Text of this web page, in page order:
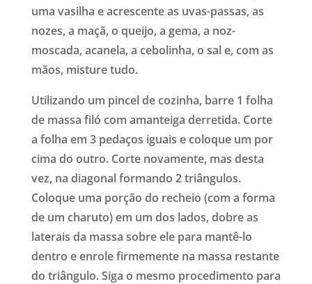
uma vasilha e acrescente as uvas-passas, as
nozes, a maçã, o queijo, a gema, a noz-
moscada, acanela, a cebolinha, o sal e, com as
mãos, misture tudo.
Utilizando um pincel de cozinha, barre 1 folha
de massa filó com amanteiga derretida. Corte
a folha em 3 pedaços iguais e coloque um por
cima do outro. Corte novamente, mas desta
vez, na diagonal formando 2 triângulos.
Coloque uma porção do recheio (com a forma
de um charuto) em um dos lados, dobre as
laterais da massa sobre ele para mantê-lo
dentro e enrole firmemente na massa restante
do triângulo. Siga o mesmo procedimento para